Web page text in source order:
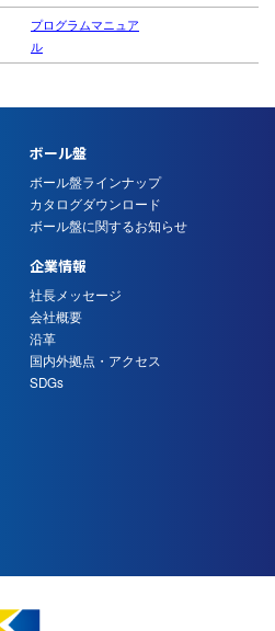
プログラムマニュア
ル
ボール盤
ボール盤ラインナップ
カタログダウンロード
ボール盤に関するお知らせ
企業情報
社長メッセージ
会社概要
沿革
国内外拠点・アクセス
SDGs